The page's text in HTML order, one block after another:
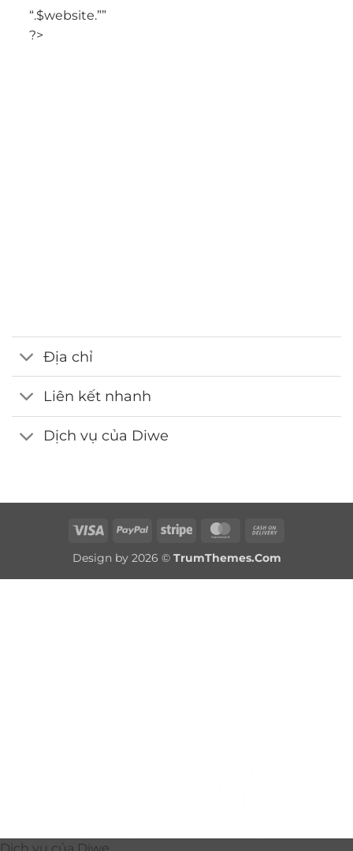
“.$website.””
?>
Địa chỉ
Liên kết nhanh
Dịch vụ của Diwe
Visa PayPal Stripe MasterCard
Delivery
Design by 2026 © TrumThemes.Com